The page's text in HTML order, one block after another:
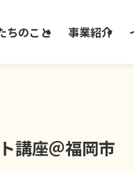
ちのこと 事業紹介
講座＠福岡市